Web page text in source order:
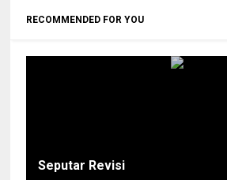
RECOMMENDED FOR YOU
Seputar Revisi